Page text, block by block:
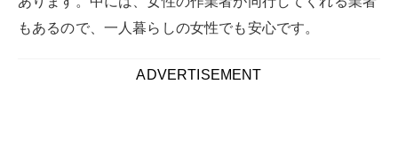
もあるので、一人暮らしの女性でも安心です。
ADVERTISEMENT